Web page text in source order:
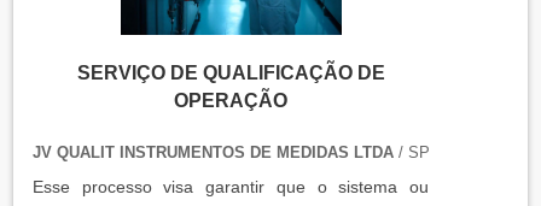
SERVIÇO DE QUALIFICAÇÃO DE
OPERAÇÃO
JV QUALIT INSTRUMENTOS DE MEDIDAS LTDA/ SP
Esse processo visa garantir que o sistema ou